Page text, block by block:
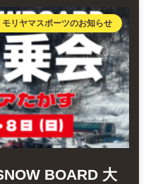
モリヤマスポーツのお知らせ
BOARD 大